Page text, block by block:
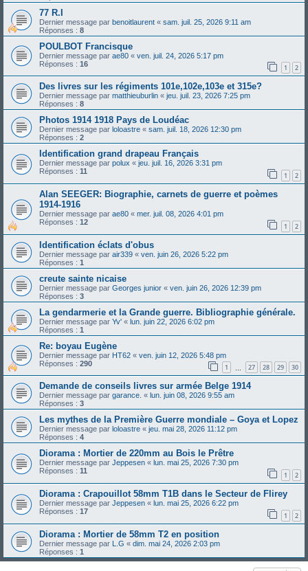
77 R.I
Dernier message par benoitlaurent « sam. juil. 25, 2026 9:11 am
Réponses : 8
POULBOT Francisque
Dernier message par ae80 « ven. juil. 24, 2026 5:17 pm
Réponses : 16 1 2
Des livres sur les régiments 101e,102e,103e et 315e?
Dernier message par matthieuburlin « jeu. juil. 23, 2026 7:25 pm
Réponses : 8
Photos 1914 1918 Pays de Loudéac
Dernier message par loloastre « sam. juil. 18, 2026 12:30 pm
Réponses : 2
Identification grand drapeau Français
Dernier message par polux « jeu. juil. 16, 2026 3:31 pm
Réponses : 11 1 2
Alan SEEGER: Biographie, carnets de guerre et poèmes
1914-1916
Dernier message par ae80 « mer. juil. 08, 2026 4:01 pm
Réponses : 12 1 2
Identification éclats d'obus
Dernier message par air339 « ven. juin 26, 2026 5:22 pm
Réponses : 1
creute sainte nicaise
Dernier message par Georges junior « ven. juin 26, 2026 12:39 pm
Réponses : 3
La gendarmerie et la Grande guerre. Bibliographie générale.
Dernier message par Yv' « lun. juin 22, 2026 6:02 pm
Réponses : 1
Re: boyau Eugène
Dernier message par HT62 « ven. juin 12, 2026 5:48 pm
Réponses : 290 1 27 28 29 30
Demande de conseils livres sur armée Belge 1914
Dernier message par garance. « lun. juin 08, 2026 9:55 am
Réponses : 3
Les mythes de la Première Guerre mondiale – Goya et Lopez
Dernier message par loloastre « jeu. mai 28, 2026 11:12 pm
Réponses : 4
Diorama : Mortier de 220mm au Bois le Prêtre
Dernier message par Jeppesen « lun. mai 25, 2026 7:30 pm
Réponses : 11 1 2
Diorama : Crapouillot 58mm T1B dans le Secteur de Flirey
Dernier message par Jeppesen « lun. mai 25, 2026 6:22 pm
Réponses : 17 1 2
Diorama : Mortier de 58mm T2 en position
Dernier message par L.G « dim. mai 24, 2026 2:03 pm
Réponses : 1